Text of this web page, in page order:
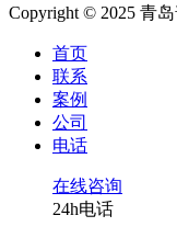
Copyright © 2025 青
首页
联系
案例
公司
电话
在线咨询
24h电话